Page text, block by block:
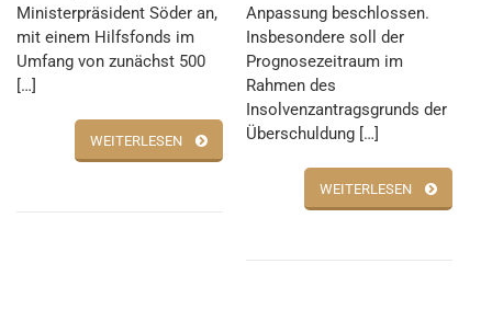
Ministerpräsident Söder an,
mit einem Hilfsfonds im
Umfang von zunächst 500
[…]
WEITERLESEN
Anpassung beschlossen.
Insbesondere soll der
Prognosezeitraum im
Rahmen des
Insolvenzantragsgrunds der
Überschuldung […]
WEITERLESEN